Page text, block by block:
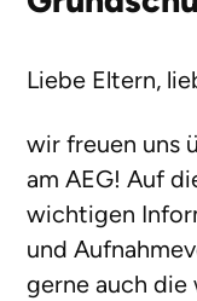
Liebe Eltern,
wir freuen uns
am AEG! Auf
wichtigen
und
gerne auch